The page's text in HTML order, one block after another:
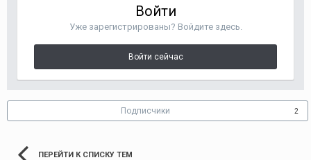
Войти
Уже зарегистрированы? Войдите здесь.
Войти сейчас
Подписчики 2
ПЕРЕЙТИ К СПИСКУ ТЕМ